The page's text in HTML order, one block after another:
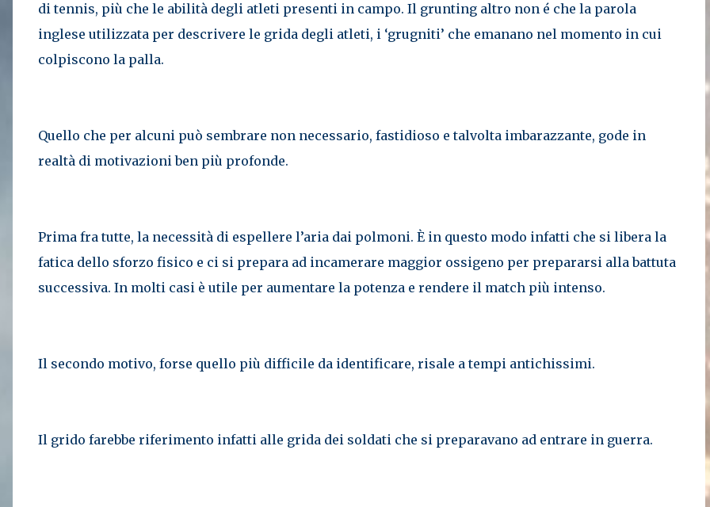
di tennis, più che le abilità degli atleti presenti in campo. Il grunting altro non é che la parola
inglese utilizzata per descrivere le grida degli atleti, i ‘grugniti’ che emanano nel momento in cui
colpiscono la palla.
Quello che per alcuni può sembrare non necessario, fastidioso e talvolta imbarazzante, gode in
realtà di motivazioni ben più profonde.
Prima fra tutte, la necessità di espellere l’aria dai polmoni. È in questo modo infatti che si libera la
fatica dello sforzo fisico e ci si prepara ad incamerare maggior ossigeno per prepararsi alla battuta
successiva. In molti casi è utile per aumentare la potenza e rendere il match più intenso.
Il secondo motivo, forse quello più difficile da identificare, risale a tempi antichissimi.
Il grido farebbe riferimento infatti alle grida dei soldati che si preparavano ad entrare in guerra.